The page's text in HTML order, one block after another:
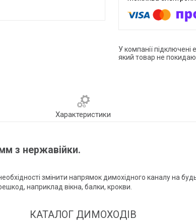
У компанії
який товар не
Характеристики
з нержавійки.
змінити напрямок димохідного каналу на
наприклад вікна, балки, крокви.
КАТАЛОГ ДИМОХОДІВ